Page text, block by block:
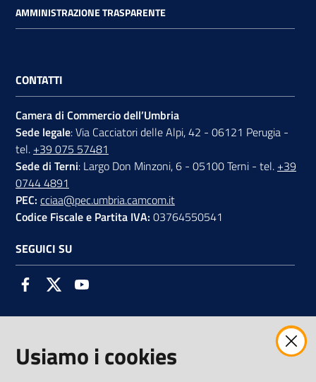
AMMINISTRAZIONE TRASPARENTE
CONTATTI
Camera di Commercio dell’Umbria
Sede legale: Via Cacciatori delle Alpi, 42 - 06121 Perugia -
tel. +39 075 57481
Sede di Terni: Largo Don Minzoni, 6 - 05100 Terni - tel. +39
0744 4891
PEC: cciaa@pec.umbria.camcom.it
Codice Fiscale e Partita IVA: 03764550541
SEGUICI SU
FacebookTwitter
AMMINISTRAZIONE TRASPARENTE INTERCAM S.C.A.R.L.
Usiamo i cookies